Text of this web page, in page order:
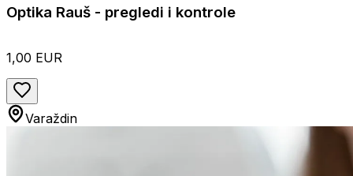
Optika Rauš - pregledi i kontrole
1,00 EUR
Varaždin